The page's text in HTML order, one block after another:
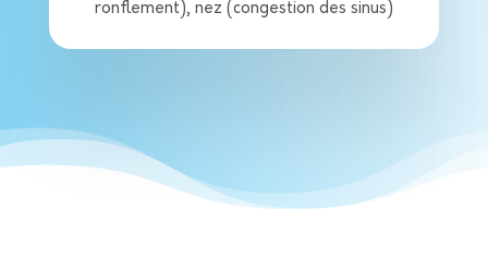
ronflement), nez (congestion des sinus)